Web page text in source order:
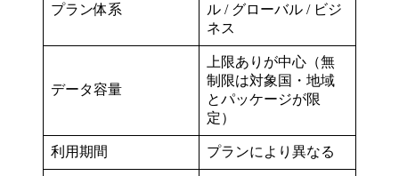
プラン体系
ル / グローバル / ビジ
ネス
データ容量
上限ありが中心（無
制限は対象国・地域
とパッケージが限
定）
利用期間 プランにより異なる